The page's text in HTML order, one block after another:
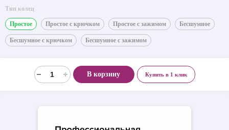
Тип колец
Простое Простое с крючком Простое с зажимом Бесшумное
Бесшумное с крючком Бесшумное с зажимом
В корзину Купить в 1 клик